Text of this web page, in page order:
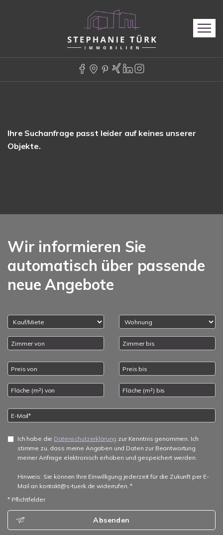
Ihre Suchanfrage passt leider auf keines unserer
Objekte.
Wir informieren Sie
automatisch über passende
neue Angebote
Ich habe die Datenschutzerklärung zur Kenntnis genommen. Ich
stimme zu, dass meine Angaben und Daten zur Beantwortung
meiner Anfrage elektronisch erhoben und gespeichert werden.
Hinweis: Sie können Ihre Einwilligung jederzeit für die Zukunft per E-
Mail an kontakt@s-tuerk.de widerrufen. *
* Pflichtfelder
Absenden